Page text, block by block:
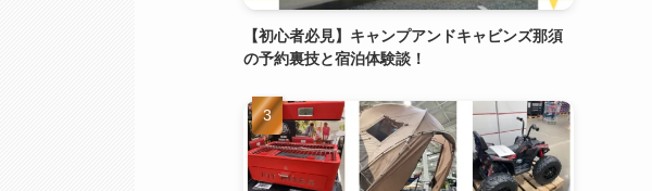
【初心者必見】キャンプアンドキャビンズ那須
の予約裏技と宿泊体験談！